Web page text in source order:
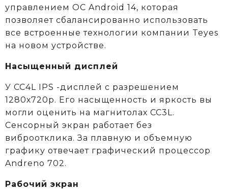
управлением ОС Android 14, которая
позволяет сбалансированно использовать
все встроенные технологии компании Teyes
на новом устройстве.
Насыщенный дисплей
У CC4L IPS -дисплей с разрешением
1280х720р. Его насыщенность и яркость вы
могли оценить на магнитолах CC3L.
Сенсорный экран работает без
виброотклика. За плавную и объемную
графику отвечает графический процессор
Andreno 702.
Рабочий экран